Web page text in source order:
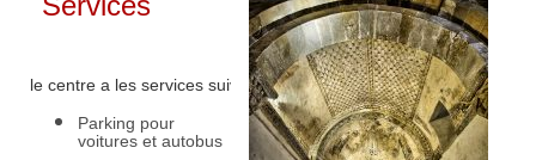
le centre a les services suivants:
Parking pour
voitures et autobus